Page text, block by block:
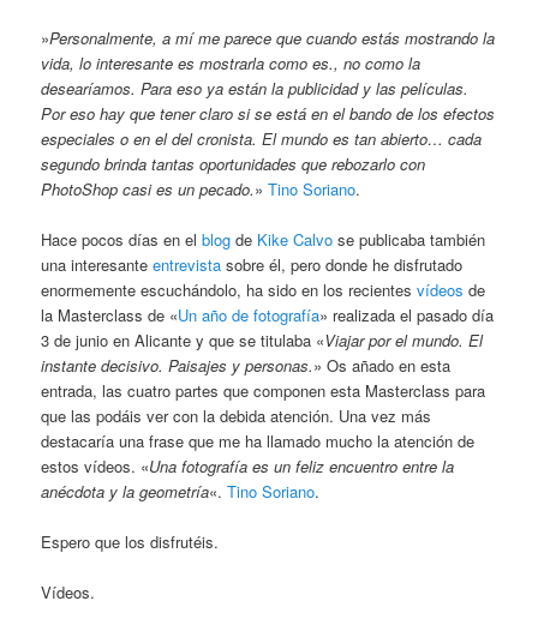
‎»Personalmente, a mí me parece que cuando estás mostrando la
vida, lo interesante es mostrarla como es., no como la
desearíamos. Para eso ya están la publicidad y las películas.
Por eso hay que tener claro si se está en el bando de los efectos
especiales o en el del cronista. El mundo es tan abierto… cada
segundo brinda tantas oportunidades que rebozarlo con
PhotoShop casi es un pecado.»Tino Soriano.
Hace pocos días en elblogde Kike Calvo se publicaba también
una interesanteentrevista sobre él, pero donde he disfrutado
enormemente escuchándolo, ha sido en los recientesvídeosde
la Masterclass de «Un año de fotografía» realizada el pasado día
3 de junio en Alicante y que se titulaba «Viajar por el mundo. El
instante decisivo. Paisajes y personas.» Os añado en esta
entrada, las cuatro partes que componen esta Masterclass para
que las podáis ver con la debida atención. Una vez más
destacaría una frase que me ha llamado mucho la atención de
estos vídeos. «Una fotografía es un feliz encuentro entre la
anécdota y la geometría«.Tino Soriano.
Espero que los disfrutéis.
Vídeos.